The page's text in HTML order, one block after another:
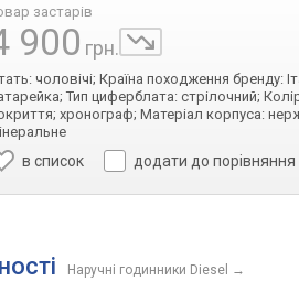
застарів
900 грн.
чоловічі; Країна походження бренду:
Тип циферблата: стрілочний;
хронограф; Матеріал корпуса:
в список додати до порівняння
Наручні годинники Diesel →